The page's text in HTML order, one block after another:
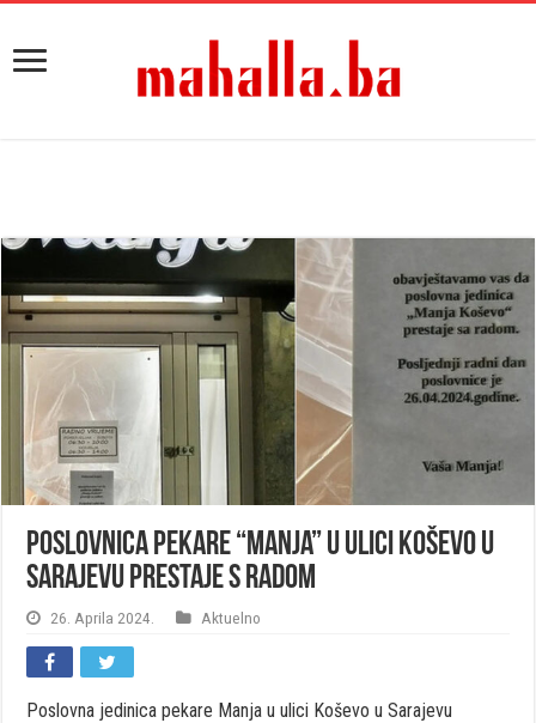
Poslovnica pekare “Manja” u ulici Koševo u
Sarajevu prestaje s radom
26. Aprila 2024. Aktuelno
Poslovna jedinica pekare Manja u ulici Koševo u Sarajevu